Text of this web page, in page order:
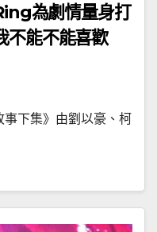
為劇情量身打
不能不能喜歡
下集》由劉以豪、柯